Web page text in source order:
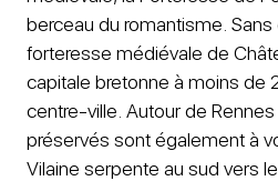
berceau du romantisme.
forteresse médiévale de
capitale bretonne à moins de
centre-ville. Autour de
préservés sont également à
Vilaine serpente au sud vers